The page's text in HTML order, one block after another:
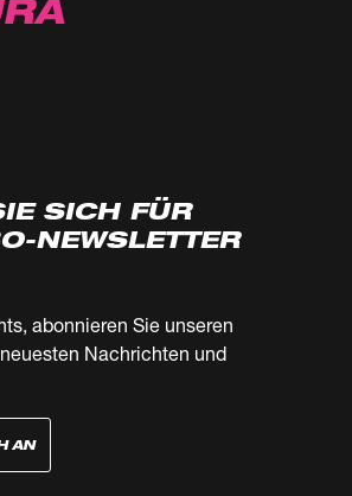
SICH FÜR
NEWSLETTER
abonnieren Sie unseren
Nachrichten und
AN